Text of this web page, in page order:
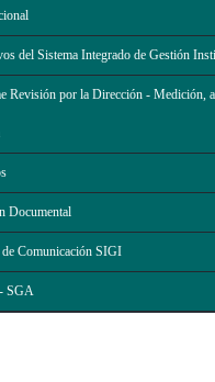
del Sistema Integrado de Gestión
Revisión por la Dirección - Medición,
Documental
Comunicación SIGI
SGA